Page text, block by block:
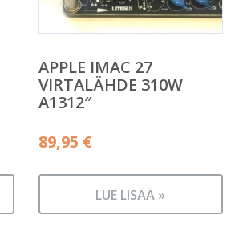
APPLE IMAC 27
VIRTALÄHDE 310W
A1312″
89,95 €
LUE LISÄÄ »